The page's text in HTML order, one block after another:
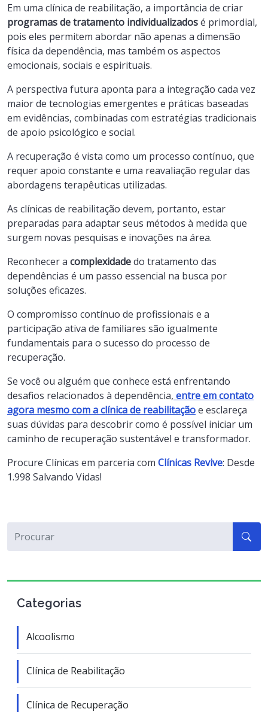
Em uma clínica de reabilitação, a importância de criar
programas de tratamento individualizadosé primordial,
pois eles permitem abordar não apenas a dimensão
física da dependência, mas também os aspectos
emocionais, sociais e espirituais.
A perspectiva futura aponta para a integração cada vez
maior de tecnologias emergentes e práticas baseadas
em evidências, combinadas com estratégias tradicionais
de apoio psicológico e social.
A recuperação é vista como um processo contínuo, que
requer apoio constante e uma reavaliação regular das
abordagens terapêuticas utilizadas.
As clínicas de reabilitação devem, portanto, estar
preparadas para adaptar seus métodos à medida que
surgem novas pesquisas e inovações na área.
Reconhecer a complexidadedo tratamento das
dependências é um passo essencial na busca por
soluções eficazes.
O compromisso contínuo de profissionais e a
participação ativa de familiares são igualmente
fundamentais para o sucesso do processo de
recuperação.
Se você ou alguém que conhece está enfrentando
desafios relacionados à dependência, entre em contato
agora mesmo com a clínica de reabilitaçãoe esclareça
suas dúvidas para descobrir como é possível iniciar um
caminho de recuperação sustentável e transformador.
Procure Clínicas em parceria com Clínicas Revive: Desde
1.998 Salvando Vidas!
Categorias
Alcoolismo
Clínica de Reabilitação
Clínica de Recuperação